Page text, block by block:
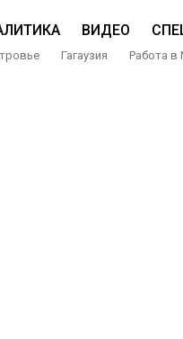
ВИДЕО
Гагаузия Работа